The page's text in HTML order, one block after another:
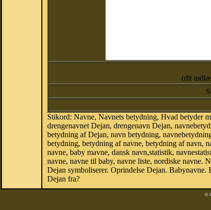
(dit
Stikord: Navne, Navnets betydning, Hvad betyder
drengenavnet Dejan, drengenavn Dejan,
betydning af Dejan, navn betydning,
betydning, betydning af navne, betydning af navn,
navne, baby mavne, dansk navn,statistik,
navne, navne til baby, navne liste, nordiske navne.
Dejan symboliserer. Oprindelse Dejan.
Dejan fra?
©